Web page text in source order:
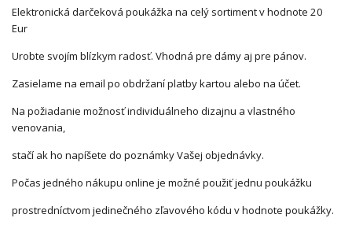
Elektronická darčeková poukážka na celý sortiment v hodnote 20
Eur
Urobte svojím blízkym radosť. Vhodná pre dámy aj pre pánov.
Zasielame na email po obdržaní platby kartou alebo na účet.
Na požiadanie možnosť individuálneho dizajnu a vlastného
venovania,
stačí ak ho napíšete do poznámky Vašej objednávky.
Počas jedného nákupu online je možné použiť jednu poukážku
prostredníctvom jedinečného zľavového kódu v hodnote poukážky.